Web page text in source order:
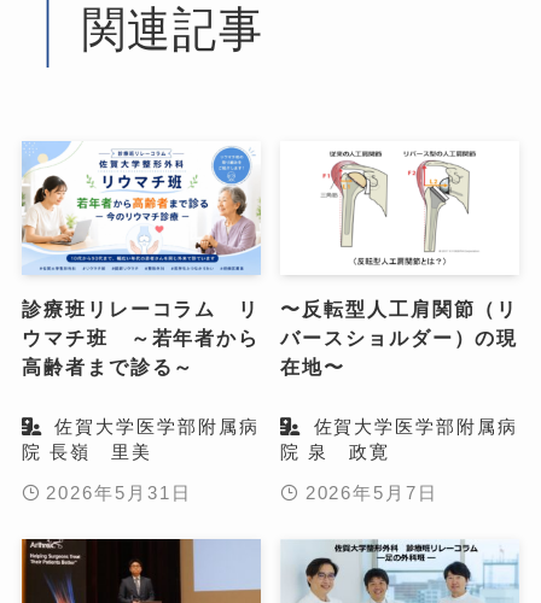
関連記事
診療班リレーコラム リ
ウマチ班 ～若年者から
高齢者まで診る～
佐賀大学医学部附属病
院 長嶺 里美
2026年5月31日
〜反転型人工肩関節（リ
バースショルダー）の現
在地〜
佐賀大学医学部附属病
院 泉 政寛
2026年5月7日